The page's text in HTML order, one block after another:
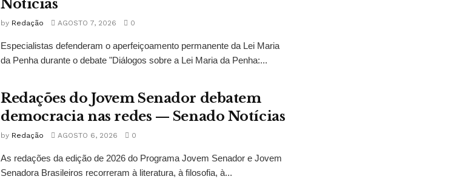
Notícias
by Redação AGOSTO 7, 2026 0
Especialistas defenderam o aperfeiçoamento permanente da Lei Maria
da Penha durante o debate "Diálogos sobre a Lei Maria da Penha:...
Redações do Jovem Senador debatem
democracia nas redes — Senado Notícias
by Redação AGOSTO 6, 2026 0
As redações da edição de 2026 do Programa Jovem Senador e Jovem
Senadora Brasileiros recorreram à literatura, à filosofia, à...